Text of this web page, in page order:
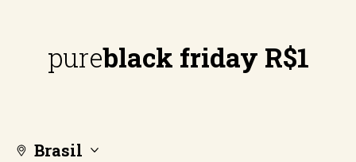
pureblack friday R$1
Brasil